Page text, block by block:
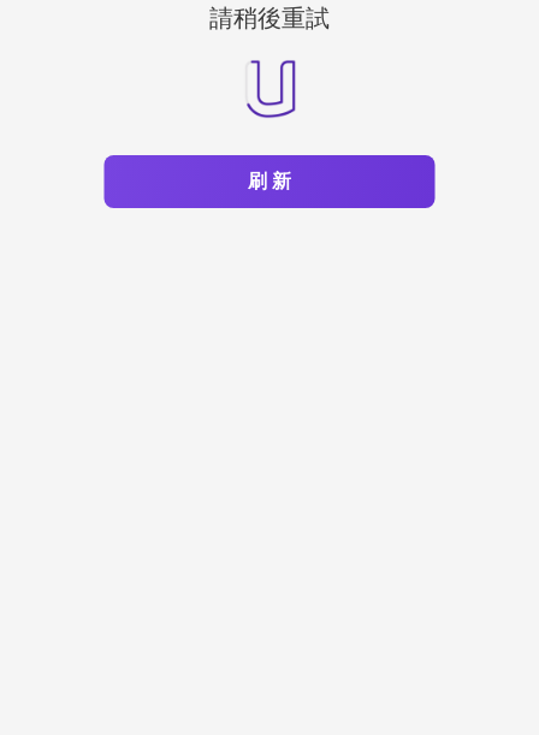
請稍後重試
刷 新